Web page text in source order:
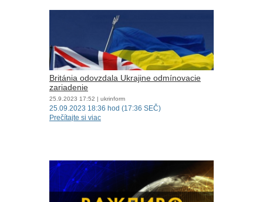
Británia odovzdala Ukrajine odmínovacie
zariadenie
25.9.2023 17:52 | ukrinform
25.09.2023 18:36 hod (17:36 SEČ)
Prečítajte si viac